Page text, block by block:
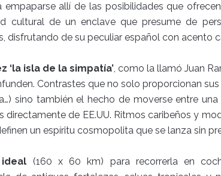
empaparse allí de las posibilidades que
cultural de un enclave que presume de
disfrutando de su peculiar español con acento
‘la isla de la simpatía’, como la llamó Juan
Contrastes que no solo proporcionan
sino también el hecho de moverse entre
directamente de EE.UU. Ritmos caribeños y
un espíritu cosmopolita que se lanza sin
(160 x 60 km) para recorrerla en